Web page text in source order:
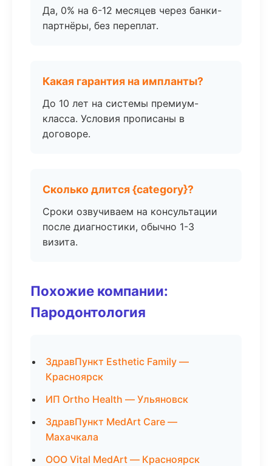
Да, 0% на 6-12 месяцев через банки-
партнёры, без переплат.
Какая гарантия на импланты?
До 10 лет на системы премиум-
класса. Условия прописаны в
договоре.
Сколько длится {category}?
Сроки озвучиваем на консультации
после диагностики, обычно 1-3
визита.
Похожие компании:
Пародонтология
ЗдравПункт Esthetic Family —
Красноярск
ИП Ortho Health — Ульяновск
ЗдравПункт MedArt Care —
Махачкала
ООО Vital MedArt — Красноярск